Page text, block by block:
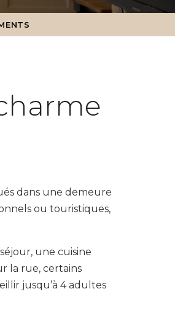
dans une demeure
ou touristiques,
une cuisine
la rue, certains
jusqu’à 4 adultes